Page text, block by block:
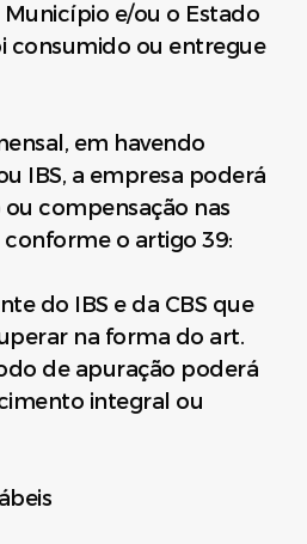
Município e/ou o Estado
consumido ou entregue
em havendo
IBS, a empresa poderá
compensação nas
o artigo 39:
do IBS e da CBS que
na forma do art.
de apuração poderá
integral ou